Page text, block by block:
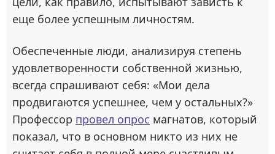
еще более успешным личностям.
Обеспеченные люди, анализируя степень
удовлетворенности собственной жизнью,
всегда спрашивают себя: «Мои дела
продвигаются успешнее, чем у остальных?»
Профессор провел опрос магнатов, который
показал, что в основном никто из них не